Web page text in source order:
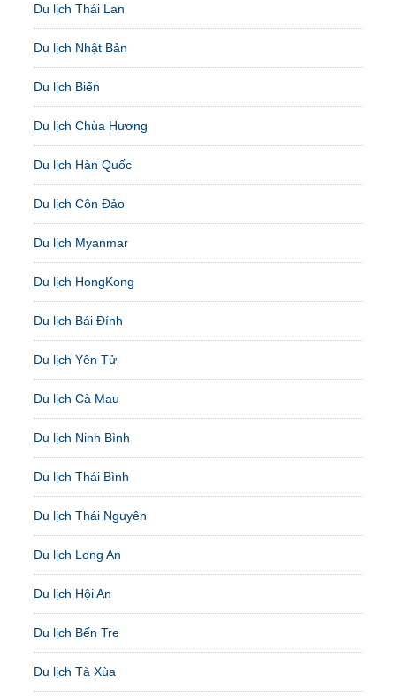
Du lịch Thái Lan
Du lịch Nhật Bản
Du lịch Biển
Du lịch Chùa Hương
Du lịch Hàn Quốc
Du lịch Côn Đảo
Du lịch Myanmar
Du lịch HongKong
Du lịch Bái Đính
Du lịch Yên Tử
Du lịch Cà Mau
Du lịch Ninh Bình
Du lịch Thái Bình
Du lịch Thái Nguyên
Du lịch Long An
Du lịch Hội An
Du lịch Bến Tre
Du lịch Tà Xùa